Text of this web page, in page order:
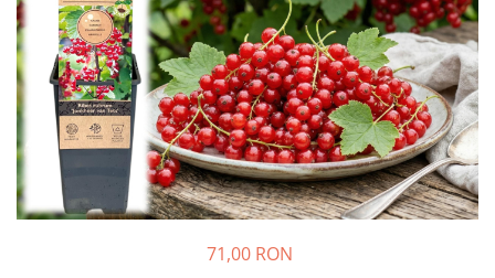
Bulbi de Echinacea
Bulbi de Frezie
Bulbi de Fritillaria
Bulbi de Gaillardia (Kokarda)
Bulbi de Gladiole
Bulbi de Irisi - Stanjenel
Bulbi de Lalele
Păr - Pyrus communis
Smochini - Ficus carica
Viță de Vie - Vitis
Zmeur - Rubus
71,00 RON